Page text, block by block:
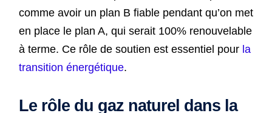
comme avoir un plan B fiable pendant qu’on met
en place le plan A, qui serait 100% renouvelable
à terme. Ce rôle de soutien est essentiel pour la
transition énergétique.
Le rôle du gaz naturel dans la